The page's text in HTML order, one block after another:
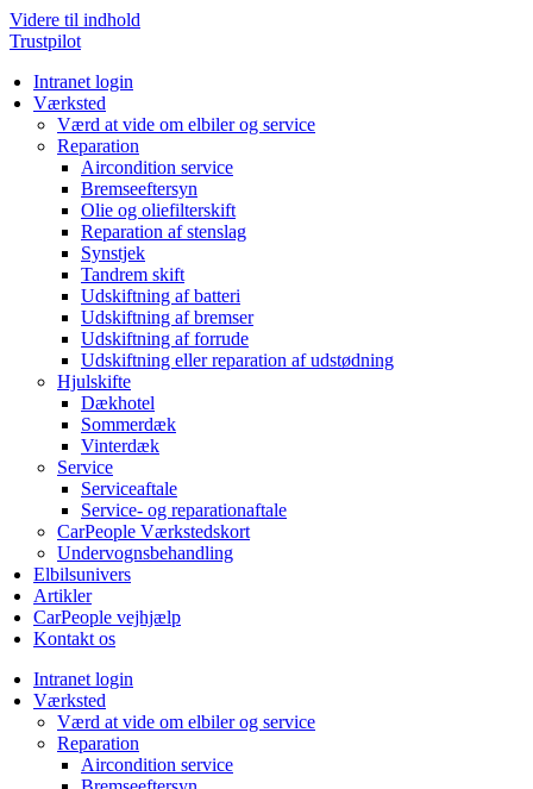
Videre til indhold
Trustpilot
Intranet login
Værksted
Værd at vide om elbiler og service
Reparation
Aircondition service
Bremseeftersyn
Olie og oliefilterskift
Reparation af stenslag
Synstjek
Tandrem skift
Udskiftning af batteri
Udskiftning af bremser
Udskiftning af forrude
Udskiftning eller reparation af udstødning
Hjulskifte
Dækhotel
Sommerdæk
Vinterdæk
Service
Serviceaftale
Service- og reparationaftale
CarPeople Værkstedskort
Undervognsbehandling
Elbilsunivers
Artikler
CarPeople vejhjælp
Kontakt os
Intranet login
Værksted
Værd at vide om elbiler og service
Reparation
Aircondition service